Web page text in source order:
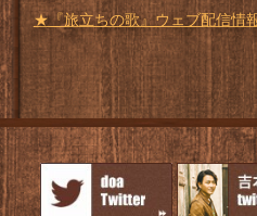
★『旅立ちの歌』ウェブ配信情